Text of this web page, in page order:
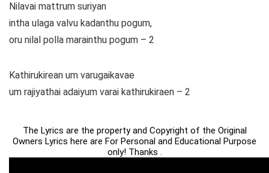
Nilavai mattrum suriyan
intha ulaga valvu kadanthu pogum,
oru nilal polla marainthu pogum – 2
Kathirukirean um varugaikavae
um rajiyathai adaiyum varai kathirukiraen – 2
The Lyrics are the property and Copyright of the Original
Owners Lyrics here are For Personal and Educational Purpose
only! Thanks .